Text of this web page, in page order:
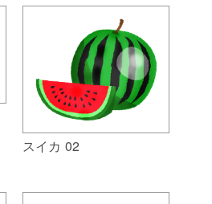
スイカ 02